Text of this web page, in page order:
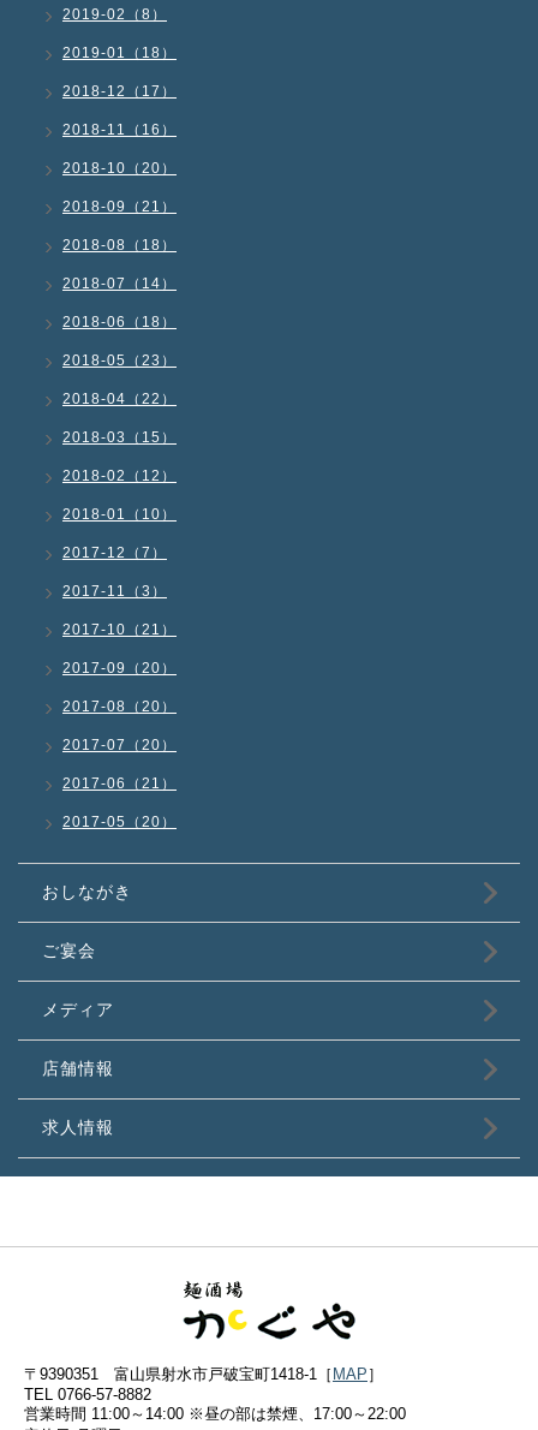
2019-02（8）
2019-01（18）
2018-12（17）
2018-11（16）
2018-10（20）
2018-09（21）
2018-08（18）
2018-07（14）
2018-06（18）
2018-05（23）
2018-04（22）
2018-03（15）
2018-02（12）
2018-01（10）
2017-12（7）
2017-11（3）
2017-10（21）
2017-09（20）
2017-08（20）
2017-07（20）
2017-06（21）
2017-05（20）
おしながき
ご宴会
メディア
店舗情報
求人情報
〒9390351 富山県射水市戸破宝町1418-1［ MAP ］
TEL 0766-57-8882
営業時間 11:00～14:00 ※昼の部は禁煙、17:00～22:00